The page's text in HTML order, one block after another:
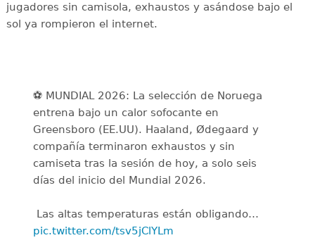
jugadores sin camisola, exhaustos y asándose bajo el
sol ya rompieron el internet.
⚽️ MUNDIAL 2026: La selección de Noruega
entrena bajo un calor sofocante en
Greensboro (EE.UU). Haaland, Ødegaard y
compañía terminaron exhaustos y sin
camiseta tras la sesión de hoy, a solo seis
días del inicio del Mundial 2026.
️ Las altas temperaturas están obligando…
pic.twitter.com/tsv5jClYLm